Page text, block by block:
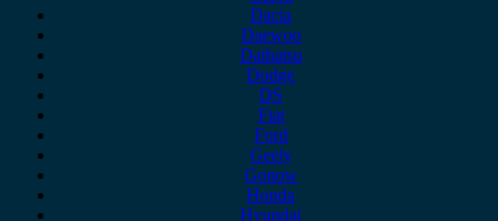
Dacia
Daewoo
Daihatsu
Dodge
DS
Fiat
Ford
Geely
Gonow
Honda
Hyundai